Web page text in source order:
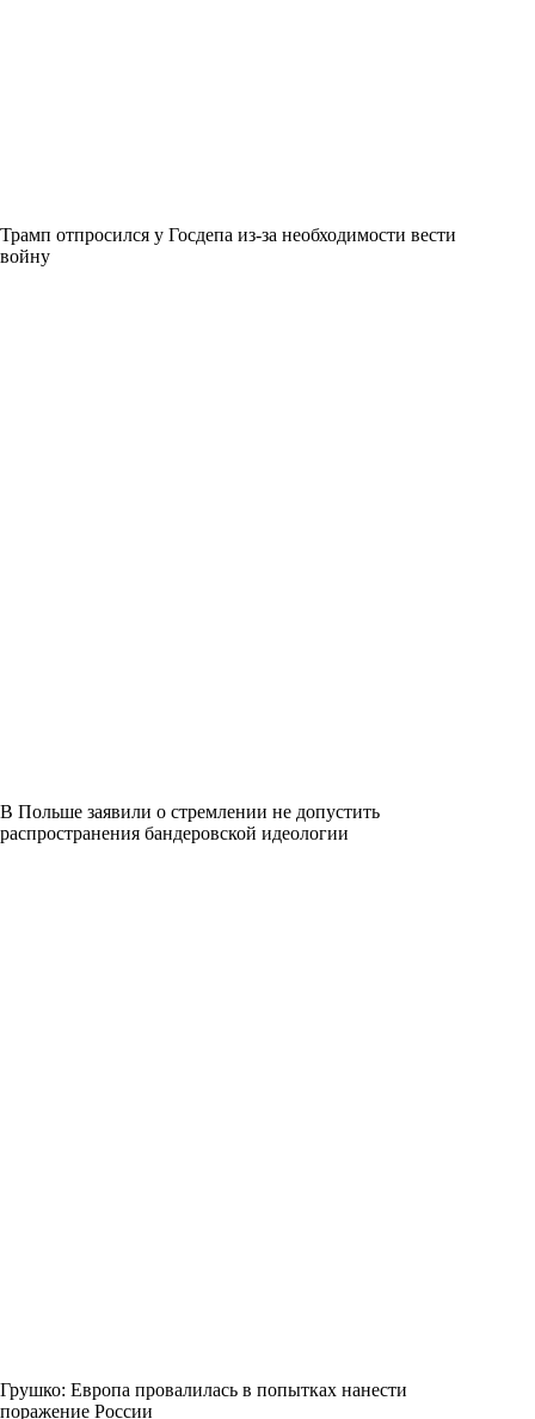
Трамп отпросился у Госдепа из-за необходимости вести
войну
В Польше заявили о стремлении не допустить
распространения бандеровской идеологии
Грушко: Европа провалилась в попытках нанести
поражение России